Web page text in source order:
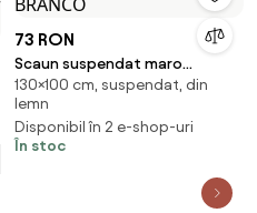
73 RON
Scaun suspendat maro
BRANCO
130×100 cm, suspendat, din
lemn
Disponibil în 2 e-shop-uri
În stoc